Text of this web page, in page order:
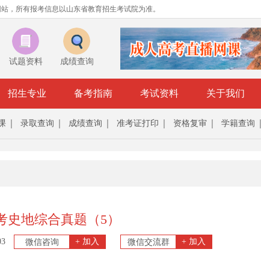
，所有报考信息以山东省教育招生考试院为准。
试题资料 成绩查询
招生专业 备考指南 考试资料 关于我们
录取查询 成绩查询 准考证打印 资格复审 学籍查询
史地综合真题（5）
微信咨询 + 加入 微信交流群 + 加入